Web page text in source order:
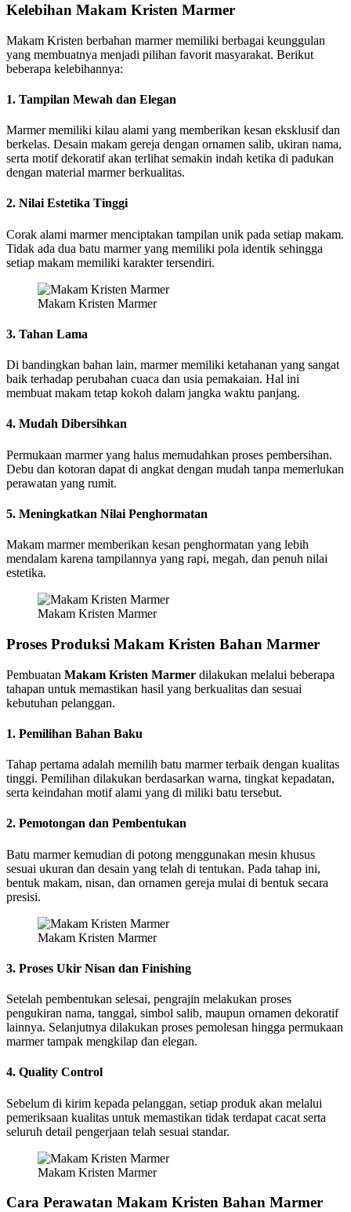
Kelebihan Makam Kristen Marmer
Makam Kristen berbahan marmer memiliki berbagai keunggulan
yang membuatnya menjadi pilihan favorit masyarakat. Berikut
beberapa kelebihannya:
1. Tampilan Mewah dan Elegan
Marmer memiliki kilau alami yang memberikan kesan eksklusif dan
berkelas. Desain makam gereja dengan ornamen salib, ukiran nama,
serta motif dekoratif akan terlihat semakin indah ketika di padukan
dengan material marmer berkualitas.
2. Nilai Estetika Tinggi
Corak alami marmer menciptakan tampilan unik pada setiap makam.
Tidak ada dua batu marmer yang memiliki pola identik sehingga
setiap makam memiliki karakter tersendiri.
Makam Kristen Marmer
3. Tahan Lama
Di bandingkan bahan lain, marmer memiliki ketahanan yang sangat
baik terhadap perubahan cuaca dan usia pemakaian. Hal ini
membuat makam tetap kokoh dalam jangka waktu panjang.
4. Mudah Dibersihkan
Permukaan marmer yang halus memudahkan proses pembersihan.
Debu dan kotoran dapat di angkat dengan mudah tanpa memerlukan
perawatan yang rumit.
5. Meningkatkan Nilai Penghormatan
Makam marmer memberikan kesan penghormatan yang lebih
mendalam karena tampilannya yang rapi, megah, dan penuh nilai
estetika.
Makam Kristen Marmer
Proses Produksi Makam Kristen Bahan Marmer
Pembuatan Makam Kristen Marmer dilakukan melalui beberapa
tahapan untuk memastikan hasil yang berkualitas dan sesuai
kebutuhan pelanggan.
1. Pemilihan Bahan Baku
Tahap pertama adalah memilih batu marmer terbaik dengan kualitas
tinggi. Pemilihan dilakukan berdasarkan warna, tingkat kepadatan,
serta keindahan motif alami yang di miliki batu tersebut.
2. Pemotongan dan Pembentukan
Batu marmer kemudian di potong menggunakan mesin khusus
sesuai ukuran dan desain yang telah di tentukan. Pada tahap ini,
bentuk makam, nisan, dan ornamen gereja mulai di bentuk secara
presisi.
Makam Kristen Marmer
3. Proses Ukir Nisan dan Finishing
Setelah pembentukan selesai, pengrajin melakukan proses
pengukiran nama, tanggal, simbol salib, maupun ornamen dekoratif
lainnya. Selanjutnya dilakukan proses pemolesan hingga permukaan
marmer tampak mengkilap dan elegan.
4. Quality Control
Sebelum di kirim kepada pelanggan, setiap produk akan melalui
pemeriksaan kualitas untuk memastikan tidak terdapat cacat serta
seluruh detail pengerjaan telah sesuai standar.
Makam Kristen Marmer
Cara Perawatan Makam Kristen Bahan Marmer